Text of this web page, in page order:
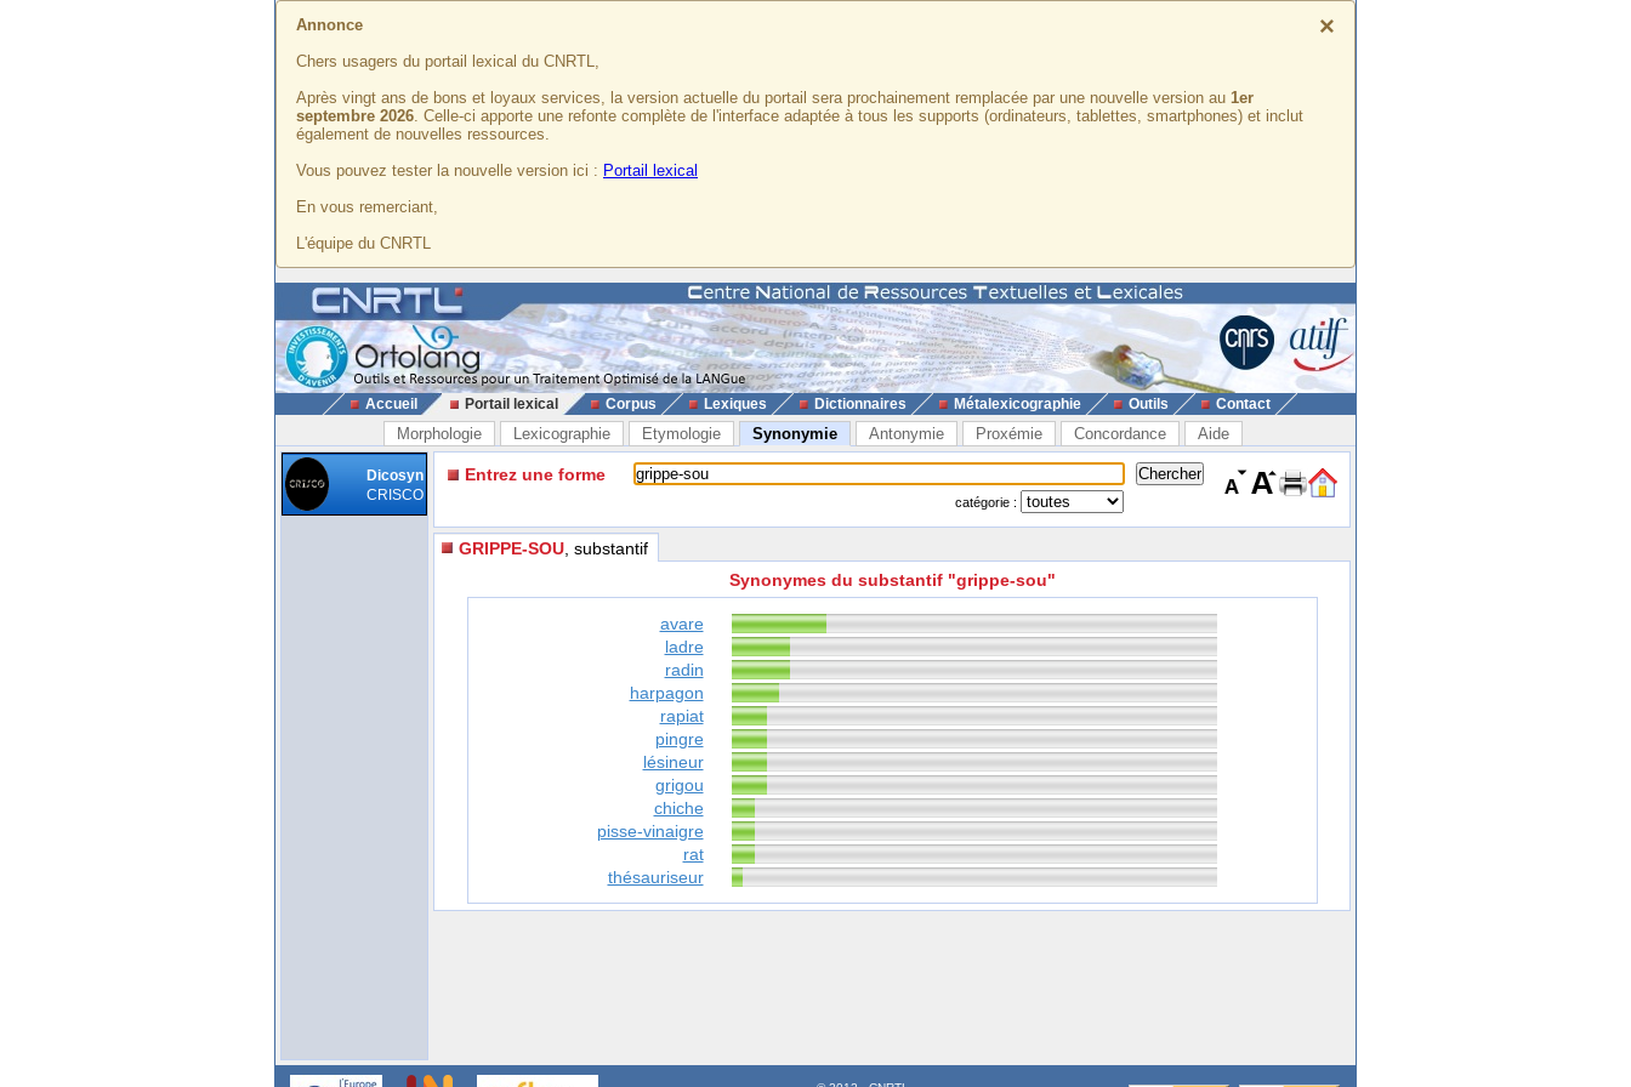
×
Annonce
Chers usagers du portail lexical du CNRTL,
Après vingt ans de bons et loyaux services, la version actuelle du portail sera prochainement remplacée par une nouvelle version au 1er
septembre 2026. Celle-ci apporte une refonte complète de l'interface adaptée à tous les supports (ordinateurs, tablettes, smartphones) et inclut
également de nouvelles ressources.
Vous pouvez tester la nouvelle version ici : Portail lexical
En vous remerciant,
L'équipe du CNRTL
Accueil Portail lexical Corpus Lexiques Dictionnaires Métalexicographie Outils Contact
Morphologie Lexicographie Etymologie Synonymie Antonymie Proxémie Concordance Aide
Dicosyn
CRISCO
Entrez une forme
catégorie :
GRIPPE-SOU , substantif
Synonymes du substantif "grippe-sou"
avare
ladre
radin
harpagon
rapiat
pingre
lésineur
grigou
chiche
pisse-vinaigre
rat
thésauriseur